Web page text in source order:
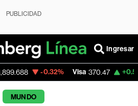
PUBLICIDAD
Ingresar
-0.32% Visa 370.47 +0.52%
MUNDO